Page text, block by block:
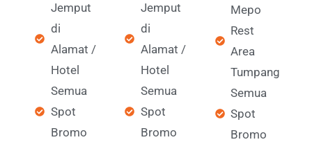
Jemput
di
Alamat /
Hotel
Semua
Spot
Bromo
Jemput
di
Alamat /
Hotel
Semua
Spot
Bromo
Mepo
Rest
Area
Tumpang
Semua
Spot
Bromo